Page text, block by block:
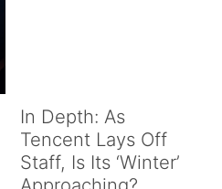
In Depth: As
Tencent Lays Off
Staff, Is Its ‘Winter’